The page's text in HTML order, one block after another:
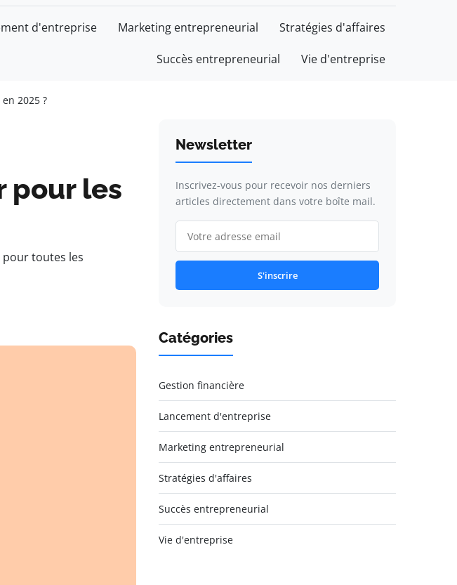
d'entreprise Marketing entrepreneurial Stratégies d'affaires
Succès entrepreneurial Vie d'entreprise
2025 ?
pour les
pour toutes les
Newsletter
Inscrivez-vous pour recevoir nos derniers
articles directement dans votre boîte mail.
S'inscrire
Catégories
Gestion financière
Lancement d'entreprise
Marketing entrepreneurial
Stratégies d'affaires
Succès entrepreneurial
Vie d'entreprise